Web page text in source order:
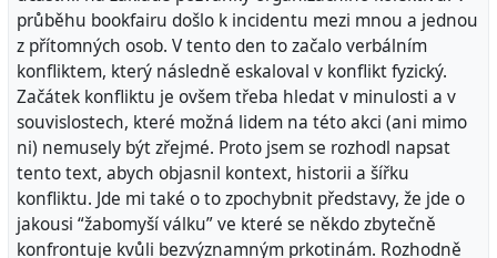
průběhu bookfairu došlo k incidentu mezi mnou a jednou
z přítomných osob. V tento den to začalo verbálním
konfliktem, který následně eskaloval v konflikt fyzický.
Začátek konfliktu je ovšem třeba hledat v minulosti a v
souvislostech, které možná lidem na této akci (ani mimo
ni) nemusely být zřejmé. Proto jsem se rozhodl napsat
tento text, abych objasnil kontext, historii a šířku
konfliktu. Jde mi také o to zpochybnit představy, že jde o
jakousi “žabomyší válku” ve které se někdo zbytečně
konfrontuje kvůli bezvýznamným prkotinám. Rozhodně